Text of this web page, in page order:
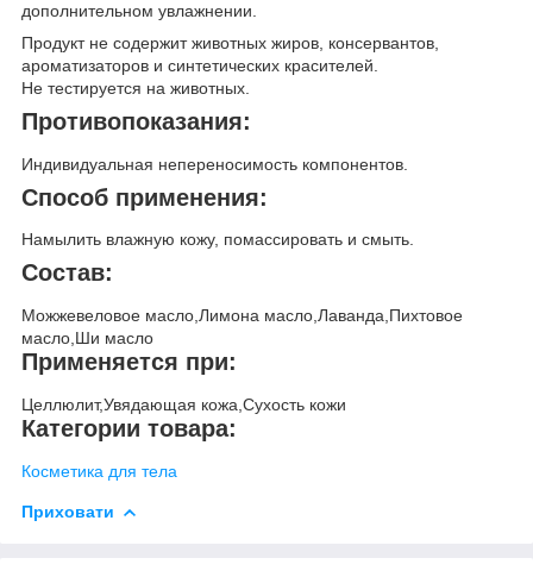
дополнительном увлажнении.
Продукт не содержит животных жиров, консервантов,
ароматизаторов и синтетических красителей.
Не тестируется на животных.
Противопоказания:
Индивидуальная непереносимость компонентов.
Способ применения:
Намылить влажную кожу, помассировать и смыть.
Состав:
Можжевеловое масло,Лимона масло,Лаванда,Пихтовое
масло,Ши масло
Применяется при:
Целлюлит,Увядающая кожа,Сухость кожи
Категории товара:
Косметика для тела
Приховати